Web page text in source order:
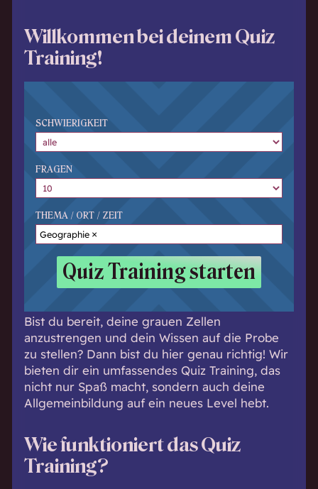
Willkommen bei deinem Quiz
Training!
SCHWIERIGKEIT
FRAGEN
THEMA / ORT / ZEIT
Geographie
Quiz Training starten
Bist du bereit, deine grauen Zellen
anzustrengen und dein Wissen auf die Probe
zu stellen? Dann bist du hier genau richtig! Wir
bieten dir ein umfassendes Quiz Training, das
nicht nur Spaß macht, sondern auch deine
Allgemeinbildung auf ein neues Level hebt.
Wie funktioniert das Quiz
Training?